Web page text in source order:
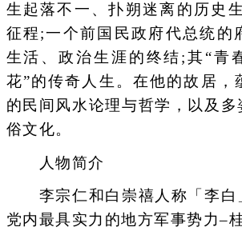
生起落不一、扑朔迷离的历史
征程;一个前国民政府代总统的
生活、政治生涯的终结;其“青
花”的传奇人生。在他的故居，
的民间风水论理与哲学，以及多
俗文化。
人物简介
李宗仁和白崇禧人称「李白
党内最具实力的地方军事势力–